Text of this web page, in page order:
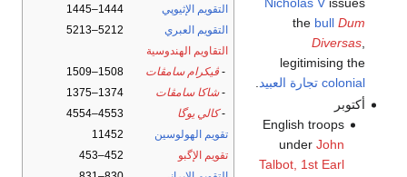
التقويم الإثيوپي
1444–1445
التقويم العبري
5212–5213
التقاويم الهندوسية
- ڤيكرام سامڤات
1508–1509
-شاكا سامڤات
1374–1375
-كالي يوگا
4553–4554
تقويم الهولوسين
11452
تقويم الإگبو
452–453
the bull Dum
Diversas,
legitimising the
colonial تجارة العبيد
أكتوبر
English troops
underJohn
Talbot, 1st Earl